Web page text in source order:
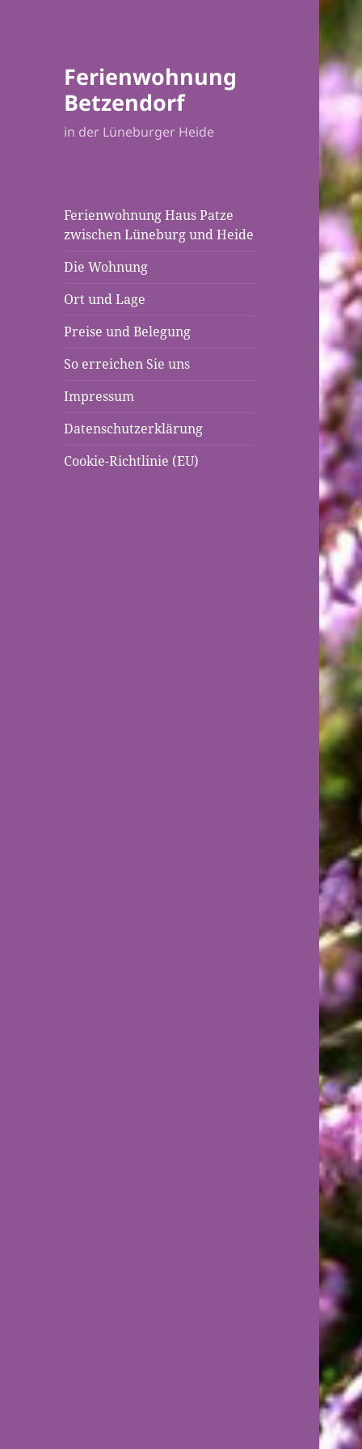
Ferienwohnung
Betzendorf
in der Lüneburger Heide
Ferienwohnung Haus Patze
zwischen Lüneburg und Heide
Die Wohnung
Ort und Lage
Preise und Belegung
So erreichen Sie uns
Impressum
Datenschutzerklärung
Cookie-Richtlinie (EU)